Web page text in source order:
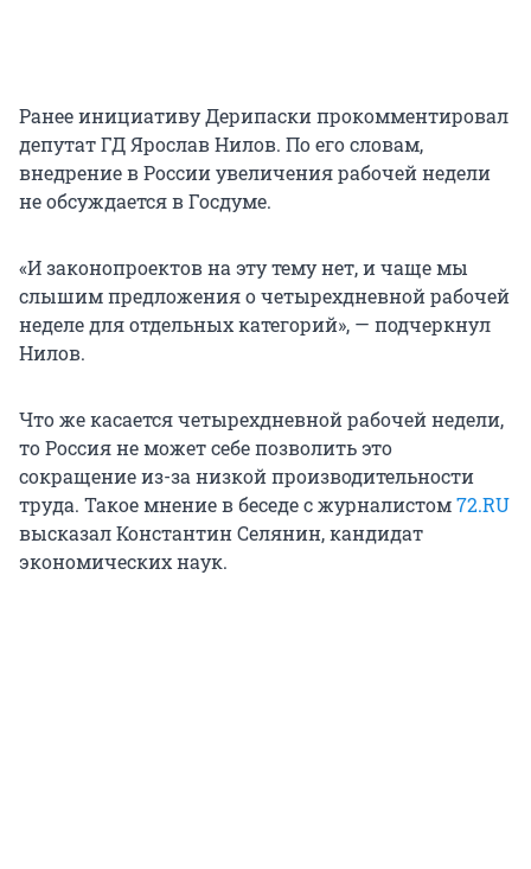
Ранее инициативу Дерипаски прокомментировал
депутат ГД Ярослав Нилов. По его словам,
внедрение в России увеличения рабочей недели
не обсуждается в Госдуме.
«И законопроектов на эту тему нет, и чаще мы
слышим предложения о четырехдневной рабочей
неделе для отдельных категорий», — подчеркнул
Нилов.
Что же касается четырехдневной рабочей недели,
то Россия не может себе позволить это
сокращение из-за низкой производительности
труда. Такое мнение в беседе с журналистом72.RU
высказал Константин Селянин, кандидат
экономических наук.